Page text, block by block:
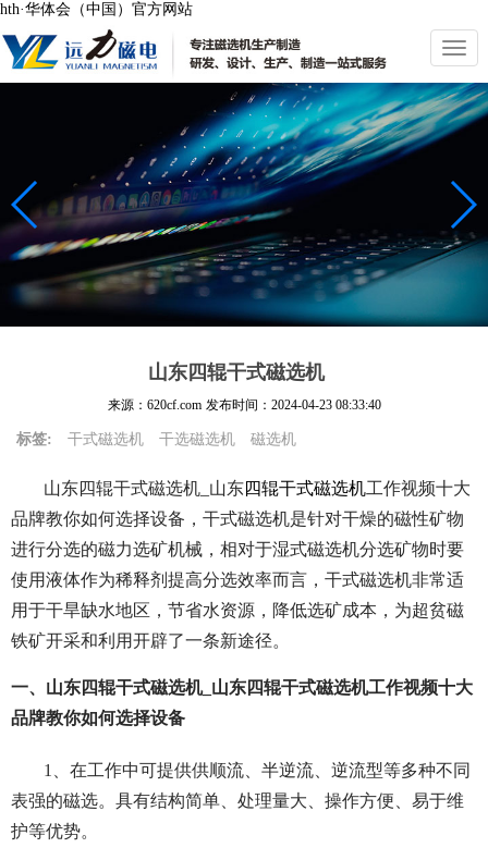
hth·华体会（中国）官方网站
切
换
导
航
山东四辊干式磁选机
来源：620cf.com 发布时间： 2024-04-23 08:33:40
标签: 干式磁选机 干选磁选机 磁选机
山东四辊干式磁选机_山东四辊干式磁选机工作视频十大
品牌教你如何选择设备，干式磁选机是针对干燥的磁性矿物
进行分选的磁力选矿机械，相对于湿式磁选机分选矿物时要
使用液体作为稀释剂提高分选效率而言，干式磁选机非常适
用于干旱缺水地区，节省水资源，降低选矿成本，为超贫磁
铁矿开采和利用开辟了一条新途径。
一、山东四辊干式磁选机_山东四辊干式磁选机工作视频十大
品牌教你如何选择设备
1、在工作中可提供供顺流、半逆流、逆流型等多种不同
表强的磁选。具有结构简单、处理量大、操作方便、易于维
护等优势。